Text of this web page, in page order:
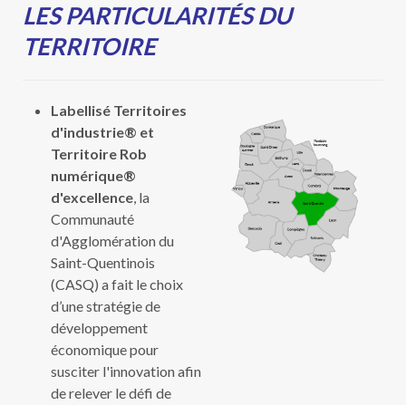
LES PARTICULARITÉS DU
TERRITOIRE
Labellisé Territoires
d'industrie® et
Territoire Rob
numérique®
d'excellence, la
Communauté
d'Agglomération du
Saint-Quentinois
(CASQ) a fait le choix
d’une stratégie de
développement
économique pour
susciter l'innovation afin
de relever le défi de